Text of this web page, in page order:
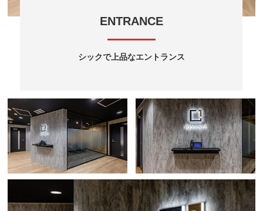
ENTRANCE
シックで上品なエントランス